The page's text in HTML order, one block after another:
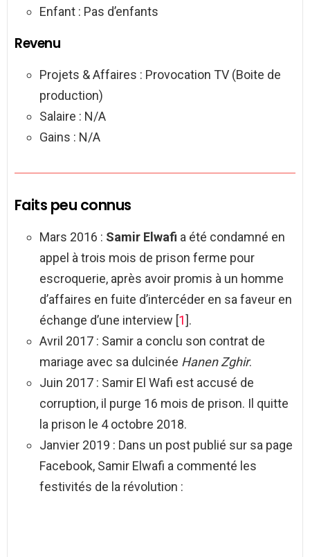
Enfant : Pas d’enfants
Revenu
Projets & Affaires : Provocation TV (Boite de
production)
Salaire : N/A
Gains : N/A
Faits peu connus
Mars 2016 : Samir Elwafi a été condamné en
appel à trois mois de prison ferme pour
escroquerie, après avoir promis à un homme
d’affaires en fuite d’intercéder en sa faveur en
échange d’une interview [1].
Avril 2017 : Samir a conclu son contrat de
mariage avec sa dulcinée Hanen Zghir.
Juin 2017 : Samir El Wafi est accusé de
corruption, il purge 16 mois de prison. Il quitte
la prison le 4 octobre 2018.
Janvier 2019 : Dans un post publié sur sa page
Facebook, Samir Elwafi a commenté les
festivités de la révolution :